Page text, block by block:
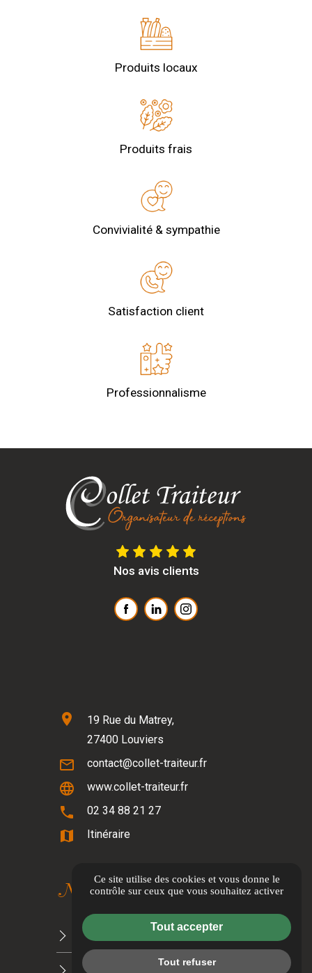
Produits locaux
Produits frais
Convivialité & sympathie
Satisfaction client
Professionnalisme
Nos avis clients
location_on
19 Rue du Matrey,
27400 Louviers
mail_outline contact@collet-traiteur.fr
language www.collet-traiteur.fr
phone 02 34 88 21 27
map Itinéraire
Nos brochures
NOTRE PROMESSE À LA PLANÈTE
CARTE TRAITEUR 2026/2027
Ce site utilise des cookies et vous donne le
contrôle sur ceux que vous souhaitez activer
Tout accepter
Tout refuser